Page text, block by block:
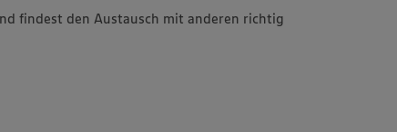
findest den Austausch mit anderen richtig